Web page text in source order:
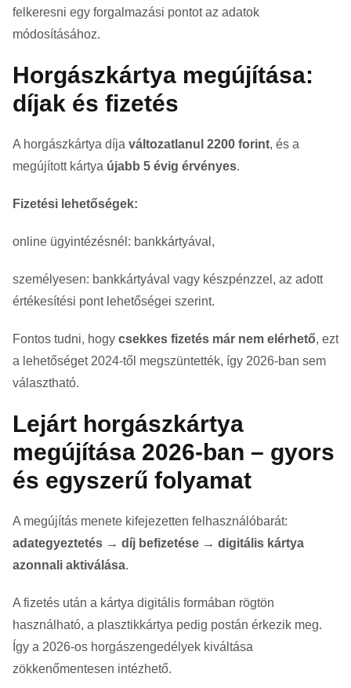
felkeresni egy forgalmazási pontot az adatok
módosításához.
Horgászkártya megújítása:
díjak és fizetés
A horgászkártya díja változatlanul 2200 forint, és a
megújított kártya újabb 5 évig érvényes.
Fizetési lehetőségek:
online ügyintézésnél: bankkártyával,
személyesen: bankkártyával vagy készpénzzel, az adott
értékesítési pont lehetőségei szerint.
Fontos tudni, hogy csekkes fizetés már nem elérhető, ezt
a lehetőséget 2024-től megszüntették, így 2026-ban sem
választható.
Lejárt horgászkártya
megújítása 2026-ban – gyors
és egyszerű folyamat
A megújítás menete kifejezetten felhasználóbarát:
adategyeztetés → díj befizetése → digitális kártya
azonnali aktiválása.
A fizetés után a kártya digitális formában rögtön
használható, a plasztikkártya pedig postán érkezik meg.
Így a 2026-os horgászengedélyek kiváltása
zökkenőmentesen intézhető.